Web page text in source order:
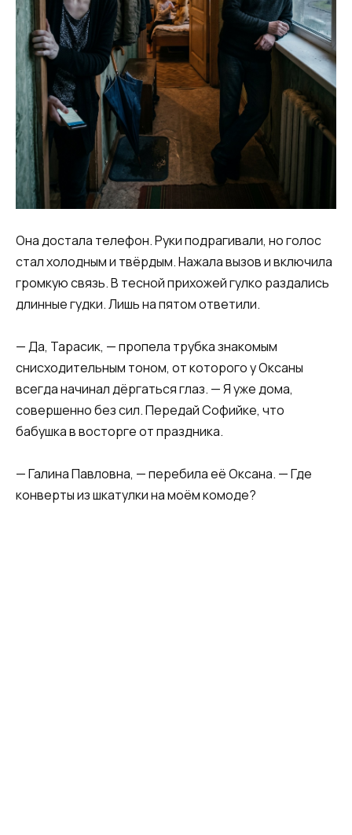
Она достала телефон. Руки подрагивали, но голос
стал холодным и твёрдым. Нажала вызов и включила
громкую связь. В тесной прихожей гулко раздались
длинные гудки. Лишь на пятом ответили.
— Да, Тарасик, — пропела трубка знакомым
снисходительным тоном, от которого у Оксаны
всегда начинал дёргаться глаз. — Я уже дома,
совершенно без сил. Передай Софийке, что
бабушка в восторге от праздника.
— Галина Павловна, — перебила её Оксана. — Где
конверты из шкатулки на моём комоде?